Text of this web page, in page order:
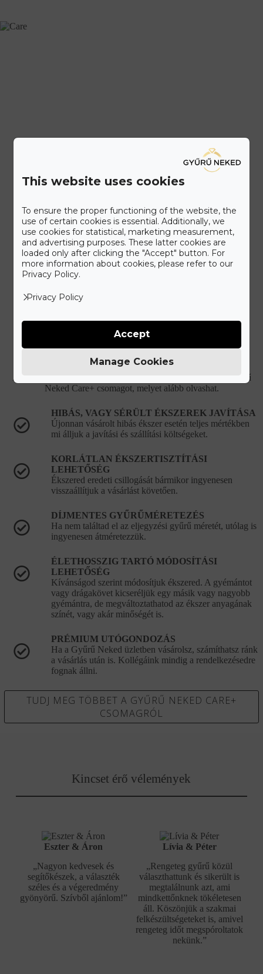
Ismerd meg a Gyűrű Neked
Care+ csomagot
A maximális kényelmet szem előtt tartva állítottuk össze a Gyűrű
Neked Care+ csomagot, melyet alább olvashat.
HIBÁS, VAGY SÉRÜLT ÉKSZEREK JAVÍTÁSA
Újonnan vásárolt hibás ékszer esetén teljes mértékben
mi álljuk a javítási és szállítási költségeket.
KORLÁTLAN ÉKSZERTISZTÍTÁSI
LEHETŐSÉG
Ékszered eredeti csillogását bármikor ingyenesen
visszaállítjuk a vásárlást követően.
DÍJMENTES GYŰRŰMÉRETEZÉS
Ha nem találtad el az eljegyzési gyűrű méretét, utólag is
ingyenesen átméretezzük.
ÉLETHOSSZIG TARTÓ MÓDOSÍTÁSI
LEHETŐSÉG
Kívánságod szerint módosítjuk ékszered. A gyémántot
vagy drágakövet kicseréljük egy másik vagy nagyobb
gyémántra, de megváltoztathatod az ékszer anyagának
színét, vagy akár minőségét is.
PRÉMIUM UTÓGONDOZÁS
Ha a Gyűrű Neked üzletben vásárolsz, számíthatsz ránk
a vásárlás után is. Kollégáink mindig a rendelkezésedre
fognak állni.
TUDJ MEG TÖBBET A GYŰRŰ NEKED CARE+
CSOMAGRÓL
Kincset érő vélemények
Eszter & Áron
„Nagyon kedvesek és
segítőkészek, a választék
széles és a végeredmény
gyönyörű. Szívből ajánlom!”
Lívia & Péter
„Rengeteg gyűrű közül
választhattunk és sikerült is
megtalálnunk azt, ami
mindkettőnknek tökéletesen
áll. Köszönjük a szakmai
felkészültségeteket is, amivel
rengeteg időt megspóroltatok
nekünk.”
This website uses cookies
To ensure the proper functioning of the website, the
use of certain cookies is essential. Additionally, we
use cookies for statistical, marketing measurement,
and advertising purposes. These latter cookies are
loaded only after clicking the "Accept" button. For
more information about cookies, please refer to our
Privacy Policy.
Privacy Policy
Manage Cookies
Accept